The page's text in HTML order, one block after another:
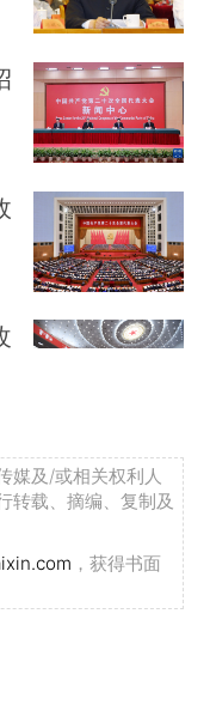
媒及/或相关权利人
转载、摘编、复制及
，获得书面